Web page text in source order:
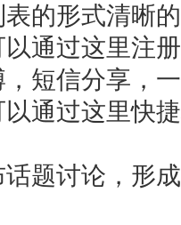
的形式清晰
通过这里注
短信分享，
通过这里快
题讨论，形